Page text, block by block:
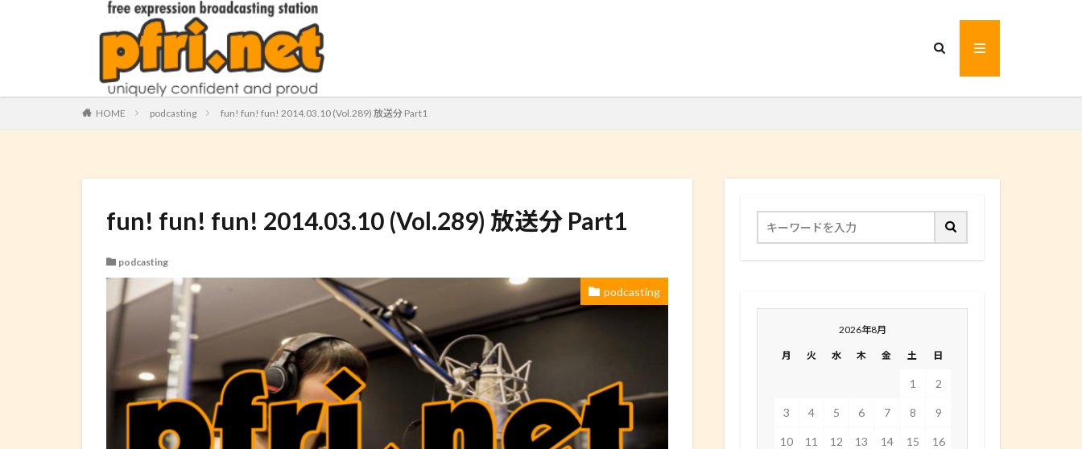
HOME podcasting fun! fun! fun! 2014.03.10 (Vol.289) 放送分 Part1
fun! fun! fun! 2014.03.10 (Vol.289) 放送分 Part1
podcasting
podcasting
2026年8月
月 火 水 木 金 土 日
1 2
3 4 5 6 7 8 9
10 11 12 13 14 15 16